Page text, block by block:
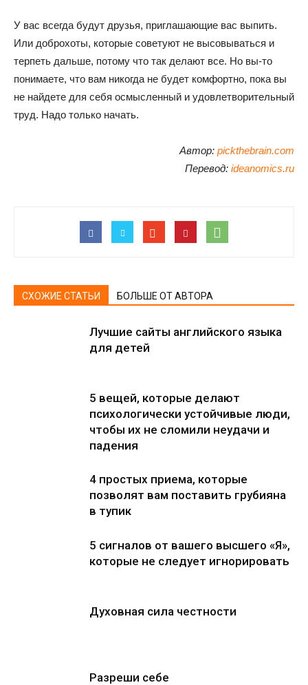
У вас всегда будут друзья, приглашающие вас выпить.
Или доброхоты, которые советуют не высовываться и
терпеть дальше, потому что так делают все. Но вы-то
понимаете, что вам никогда не будет комфортно, пока вы
не найдете для себя осмысленный и удовлетворительный
труд. Надо только начать.
Автор: pickthebrain.com
Перевод: ideanomics.ru
СХОЖИЕ СТАТЬИ БОЛЬШЕ ОТ АВТОРА
Лучшие сайты английского языка
для детей
5 вещей, которые делают
психологически устойчивые люди,
чтобы их не сломили неудачи и
падения
4 простых приема, которые
позволят вам поставить грубияна
в тупик
5 сигналов от вашего высшего «Я»,
которые не следует игнорировать
Духовная сила честности
Разреши себе